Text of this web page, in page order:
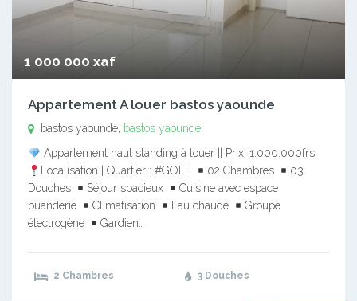
1 000 000 xaf
Appartement A louer bastos yaounde
bastos yaounde, bastos yaounde
Appartement haut standing à louer || Prix: 1.000.000frs
Localisation | Quartier : #GOLF
02 Chambres
03
Douches
Séjour spacieux
Cuisine avec espace
buanderie
Climatisation Eau chaude
Groupe
électrogène
Gardien…
2 Chambres 3 Douches